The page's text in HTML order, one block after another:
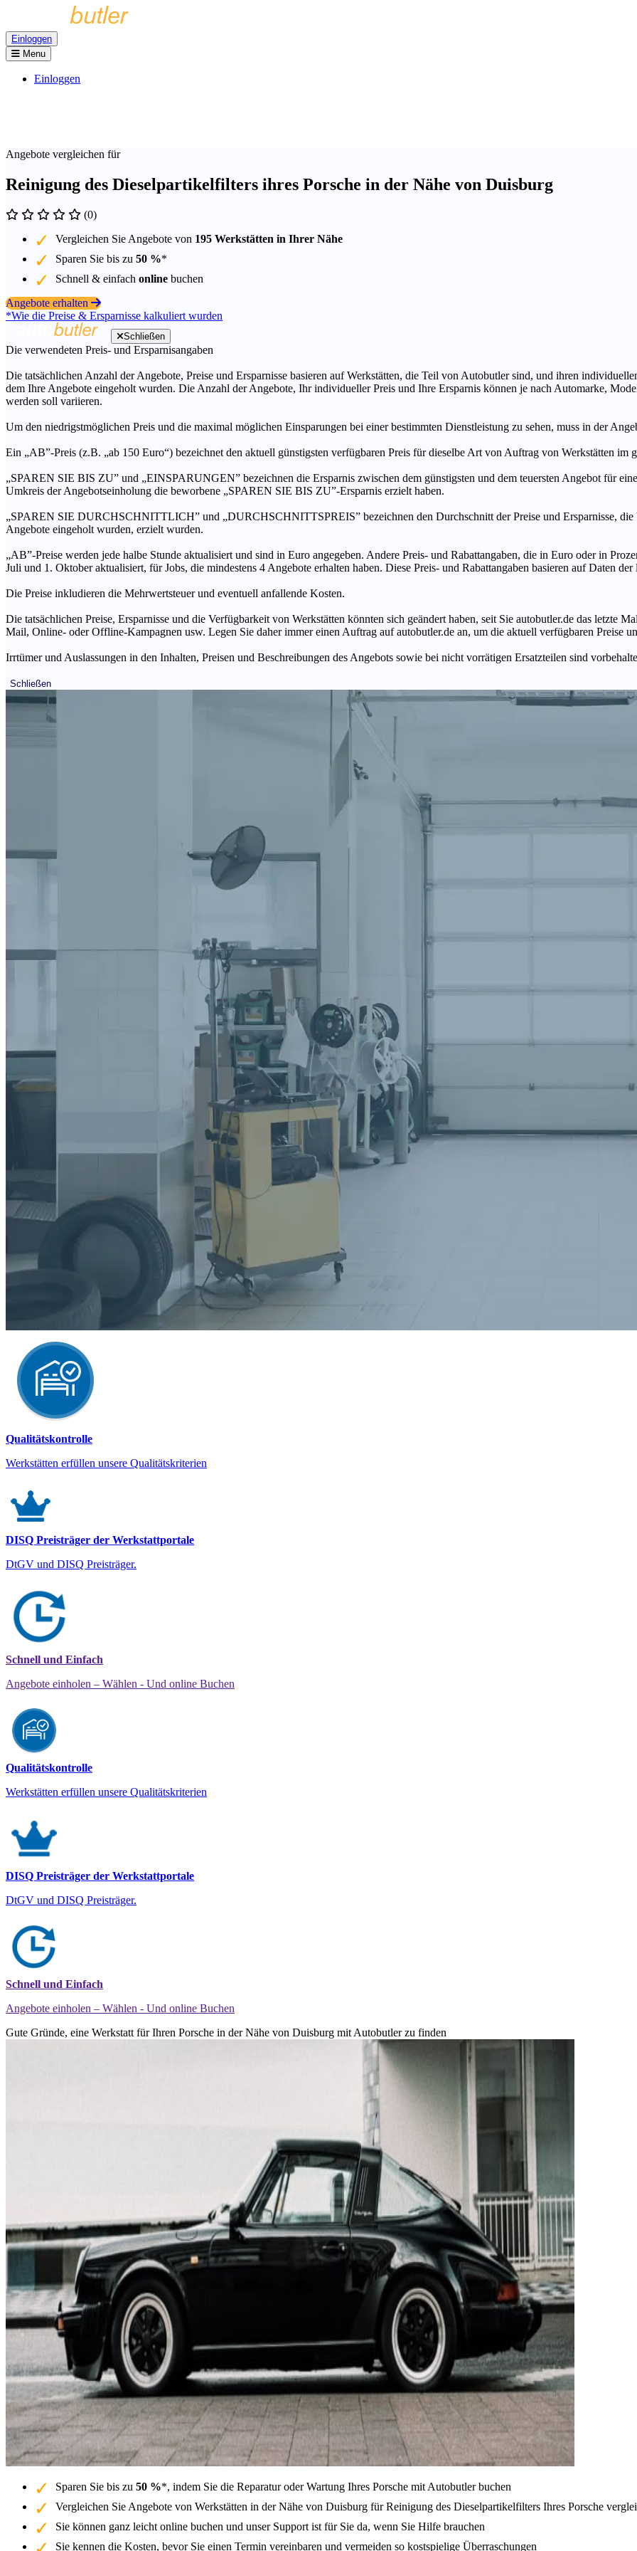
Einloggen
Menu
Einloggen
Angebote vergleichen für
Reinigung des Dieselpartikelfilters ihres Porsche in der Nähe von Duisburg
(0)
Vergleichen Sie Angebote von 195 Werkstätten in Ihrer Nähe
Sparen Sie bis zu 50 %*
Schnell & einfach online buchen
Angebote erhalten
*Wie die Preise & Ersparnisse kalkuliert wurden
Schließen
Die verwendeten Preis- und Ersparnisangaben
Die tatsächlichen Anzahl der Angebote, Preise und Ersparnisse basieren auf Werkstätten, die Teil von Autobutler sind, und ihren
dem Ihre Angebote eingeholt wurden. Die Anzahl der Angebote, Ihr individueller Preis und Ihre Ersparnis können je nach Automarke,
werden soll variieren.
Um den niedrigstmöglichen Preis und die maximal möglichen Einsparungen bei einer bestimmten Dienstleistung zu sehen, muss in der
Ein „AB”-Preis (z.B. „ab 150 Euro“) bezeichnet den aktuell günstigsten verfügbaren Preis für dieselbe Art von Auftrag von Werkstätten im
„SPAREN SIE BIS ZU” und „EINSPARUNGEN” bezeichnen die Ersparnis zwischen dem günstigsten und dem teuersten Angebot für
Umkreis der Angebotseinholung die beworbene „SPAREN SIE BIS ZU”-Ersparnis erzielt haben.
„SPAREN SIE DURCHSCHNITTLICH” und „DURCHSCHNITTSPREIS” bezeichnen den Durchschnitt der Preise und Ersparnisse,
Angebote eingeholt wurden, erzielt wurden.
„AB”-Preise werden jede halbe Stunde aktualisiert und sind in Euro angegeben. Andere Preis- und Rabattangaben, die in Euro oder in
Juli und 1. Oktober aktualisiert, für Jobs, die mindestens 4 Angebote erhalten haben. Diese Preis- und Rabattangaben basieren auf Daten
Die Preise inkludieren die Mehrwertsteuer und eventuell anfallende Kosten.
Die tatsächlichen Preise, Ersparnisse und die Verfügbarkeit von Werkstätten könnten sich geändert haben, seit Sie autobutler.de das letzte
Mail, Online- oder Offline-Kampagnen usw. Legen Sie daher immer einen Auftrag auf autobutler.de an, um die aktuell verfügbaren Preise
Irrtümer und Auslassungen in den Inhalten, Preisen und Beschreibungen des Angebots sowie bei nicht vorrätigen Ersatzteilen sind
Schließen
Qualitätskontrolle
Werkstätten erfüllen unsere Qualitätskriterien
DISQ Preisträger der Werkstattportale
DtGV und DISQ Preisträger.
Schnell und Einfach
Angebote einholen – Wählen - Und online Buchen
Qualitätskontrolle
Werkstätten erfüllen unsere Qualitätskriterien
DISQ Preisträger der Werkstattportale
DtGV und DISQ Preisträger.
Schnell und Einfach
Angebote einholen – Wählen - Und online Buchen
Gute Gründe, eine Werkstatt für Ihren Porsche in der Nähe von Duisburg mit Autobutler zu finden
Sparen Sie bis zu 50 %*, indem Sie die Reparatur oder Wartung Ihres Porsche mit Autobutler buchen
Vergleichen Sie Angebote von Werkstätten in der Nähe von Duisburg für Reinigung des Dieselpartikelfilters Ihres Porsche
Sie können ganz leicht online buchen und unser Support ist für Sie da, wenn Sie Hilfe brauchen
Sie kennen die Kosten, bevor Sie einen Termin vereinbaren und vermeiden so kostspielige Überraschungen